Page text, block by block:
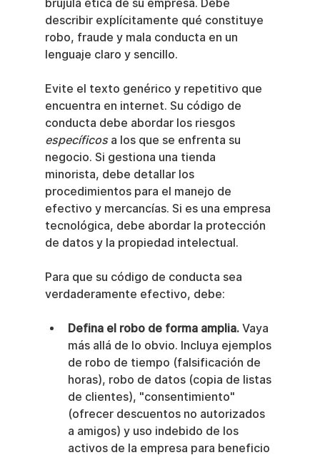
brújula ética de su empresa. Debe
describir explícitamente qué constituye
robo, fraude y mala conducta en un
lenguaje claro y sencillo.
Evite el texto genérico y repetitivo que
encuentra en internet. Su código de
conducta debe abordar los riesgos
específicos a los que se enfrenta su
negocio. Si gestiona una tienda
minorista, debe detallar los
procedimientos para el manejo de
efectivo y mercancías. Si es una empresa
tecnológica, debe abordar la protección
de datos y la propiedad intelectual.
Para que su código de conducta sea
verdaderamente efectivo, debe:
Defina el robo de forma amplia. Vaya
más allá de lo obvio. Incluya ejemplos
de robo de tiempo (falsificación de
horas), robo de datos (copia de listas
de clientes), "consentimiento"
(ofrecer descuentos no autorizados
a amigos) y uso indebido de los
activos de la empresa para beneficio